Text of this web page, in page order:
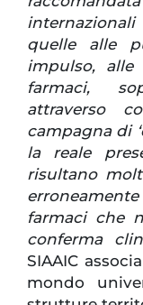
quelle alle
impulso, alle
farmaci,
attraverso
campagna di
la reale
risultano
farmaci che
conferma
SIAAIC
mondo